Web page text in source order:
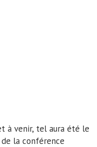
à venir, tel aura été le
la conférence